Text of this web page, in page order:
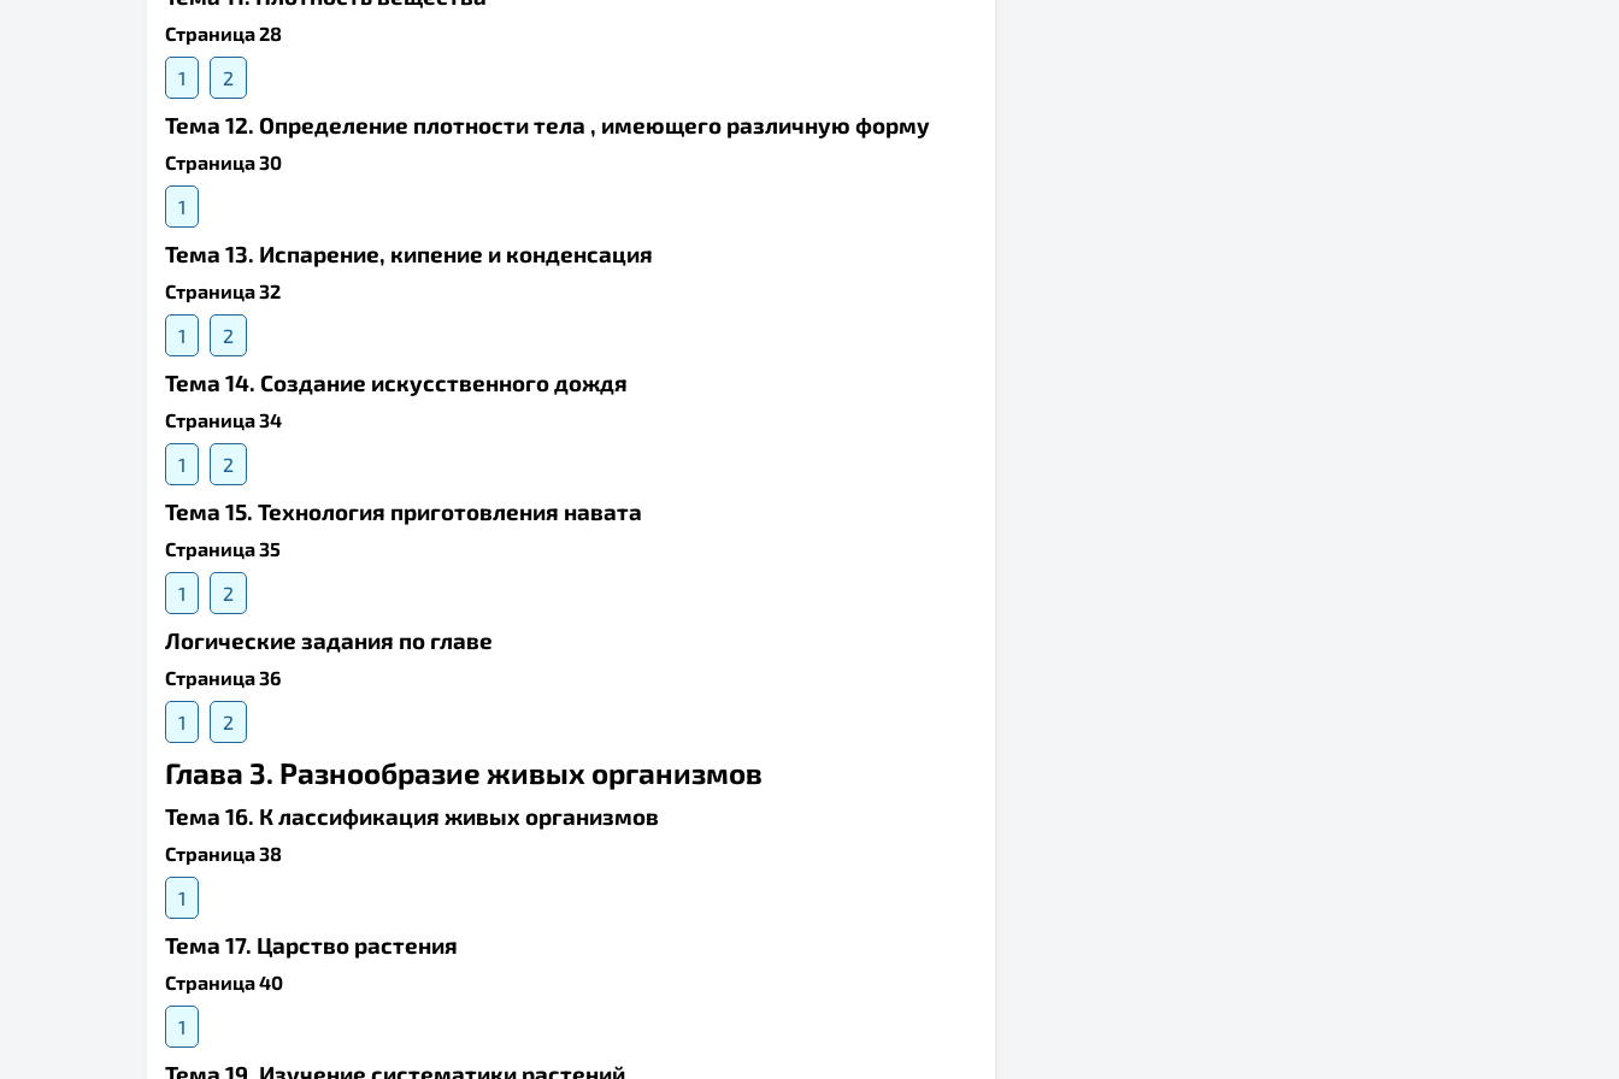
Страница 28
1
2
Тема 12. Определение плотности тела , имеющего различную форму
Страница 30
1
Тема 13. Испарение, кипение и конденсация
Страница 32
1
2
Тема 14. Создание искусственного дождя
Страница 34
1
2
Тема 15. Технология приготовления навата
Страница 35
1
2
Логические задания по главе
Страница 36
1
2
Глава 3. Разнообразие живых организмов
Тема 16. К лассификация живых организмов
Страница 38
1
Тема 17. Царство растения
Страница 40
1